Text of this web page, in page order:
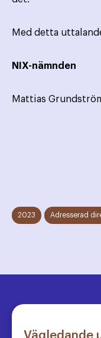
Med detta
NIX-nämnden
Mattias
2023 Adresserad
Vägledande